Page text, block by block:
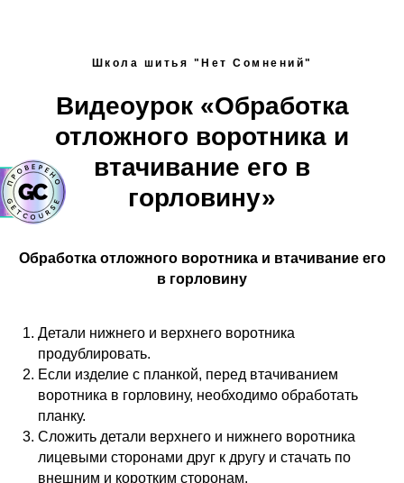
Школа шитья "Нет Сомнений"
Видеоурок «Обработка
отложного воротника и
втачивание его в
горловину»
Обработка отложного воротника и втачивание его
в горловину
Детали нижнего и верхнего воротника
продублировать.
Если изделие с планкой, перед втачиванием
воротника в горловину, необходимо обработать
планку.
Сложить детали верхнего и нижнего воротника
лицевыми сторонами друг к другу и стачать по
внешним и коротким сторонам.